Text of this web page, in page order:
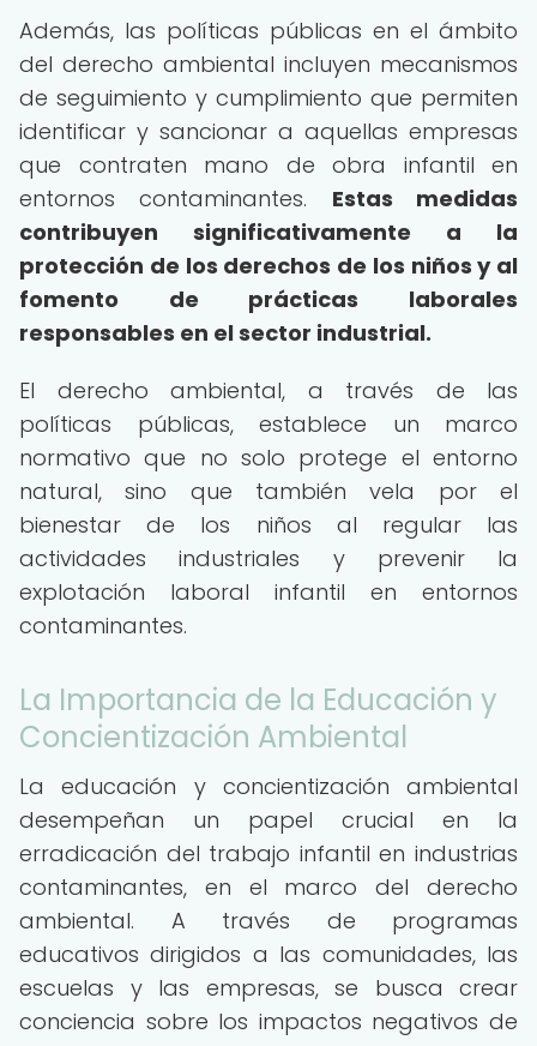
Además, las políticas públicas en el ámbito
del derecho ambiental incluyen mecanismos
de seguimiento y cumplimiento que permiten
identificar y sancionar a aquellas empresas
que contraten mano de obra infantil en
entornos contaminantes. Estas medidas
contribuyen significativamente a la
protección de los derechos de los niños y al
fomento de prácticas laborales
responsables en el sector industrial.
El derecho ambiental, a través de las
políticas públicas, establece un marco
normativo que no solo protege el entorno
natural, sino que también vela por el
bienestar de los niños al regular las
actividades industriales y prevenir la
explotación laboral infantil en entornos
contaminantes.
La Importancia de la Educación y
Concientización Ambiental
La educación y concientización ambiental
desempeñan un papel crucial en la
erradicación del trabajo infantil en industrias
contaminantes, en el marco del derecho
ambiental. A través de programas
educativos dirigidos a las comunidades, las
escuelas y las empresas, se busca crear
conciencia sobre los impactos negativos de